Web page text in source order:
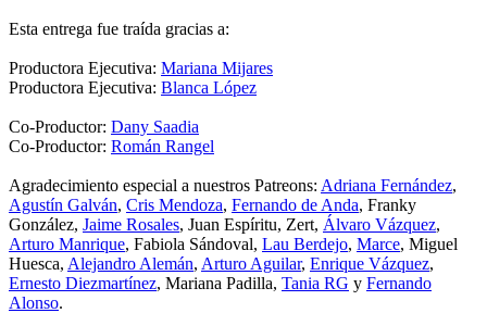
Esta entrega fue traída gracias a:
Productora Ejecutiva: Mariana Mijares
Productora Ejecutiva: Blanca López
Co-Productor: Dany Saadia
Co-Productor: Román Rangel
Agradecimiento especial a nuestros Patreons: Adriana Fernández,
Agustín Galván, Cris Mendoza, Fernando de Anda, Franky
González, Jaime Rosales, Juan Espíritu, Zert, Álvaro Vázquez,
Arturo Manrique, Fabiola Sándoval, Lau Berdejo, Marce, Miguel
Huesca, Alejandro Alemán, Arturo Aguilar, Enrique Vázquez,
Ernesto Diezmartínez, Mariana Padilla, Tania RG y Fernando
Alonso.